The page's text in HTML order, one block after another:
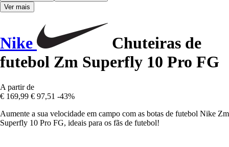
Ver mais
Nike
Chuteiras de
futebol Zm Superfly 10 Pro FG
A partir de
€ 169,99 € 97,51 -43%
Aumente a sua velocidade em campo com as botas de futebol Nike Zm
Superfly 10 Pro FG, ideais para os fãs de futebol!